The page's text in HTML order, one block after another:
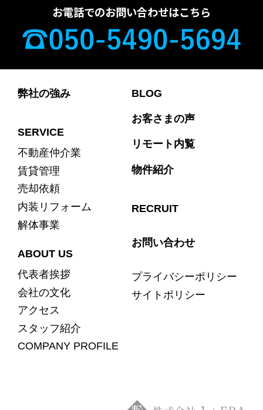
お電話でのお問い合わせはこちら
弊社の強み
SERVICE
不動産仲介業
賃貸管理
売却依頼
内装リフォーム
解体事業
ABOUT US
代表者挨拶
会社の文化
アクセス
スタッフ紹介
COMPANY PROFILE
BLOG
お客さまの声
リモート内覧
物件紹介
RECRUIT
お問い合わせ
プライバシーポリシー
サイトポリシー